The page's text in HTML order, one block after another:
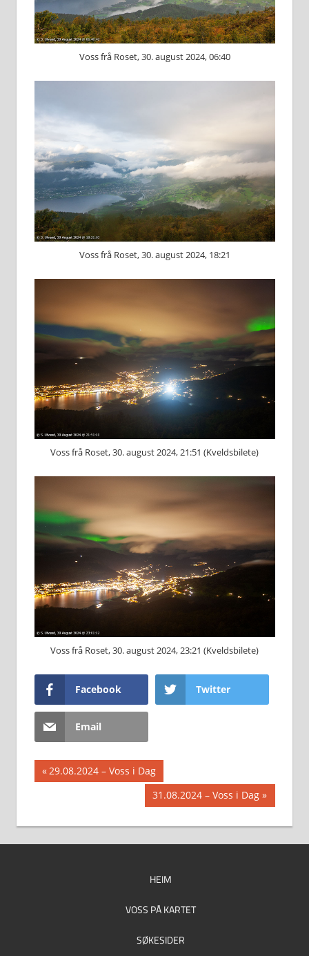
Voss frå Roset, 30. august 2024, 06:40
Voss frå Roset, 30. august 2024, 18:21
Voss frå Roset, 30. august 2024, 21:51 (Kveldsbilete)
Voss frå Roset, 30. august 2024, 23:21 (Kveldsbilete)
Facebook Twitter
Email
Innleggsnavigasjon
Previous
Post:
29.08.2024 – Voss i Dag
Next
Post:
31.08.2024 – Voss i Dag
HEIM
VOSS PÅ KARTET
SØKESIDER